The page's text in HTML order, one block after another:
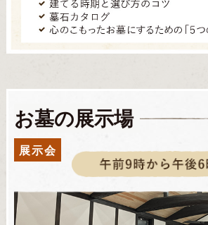
お墓の展示場
展示会